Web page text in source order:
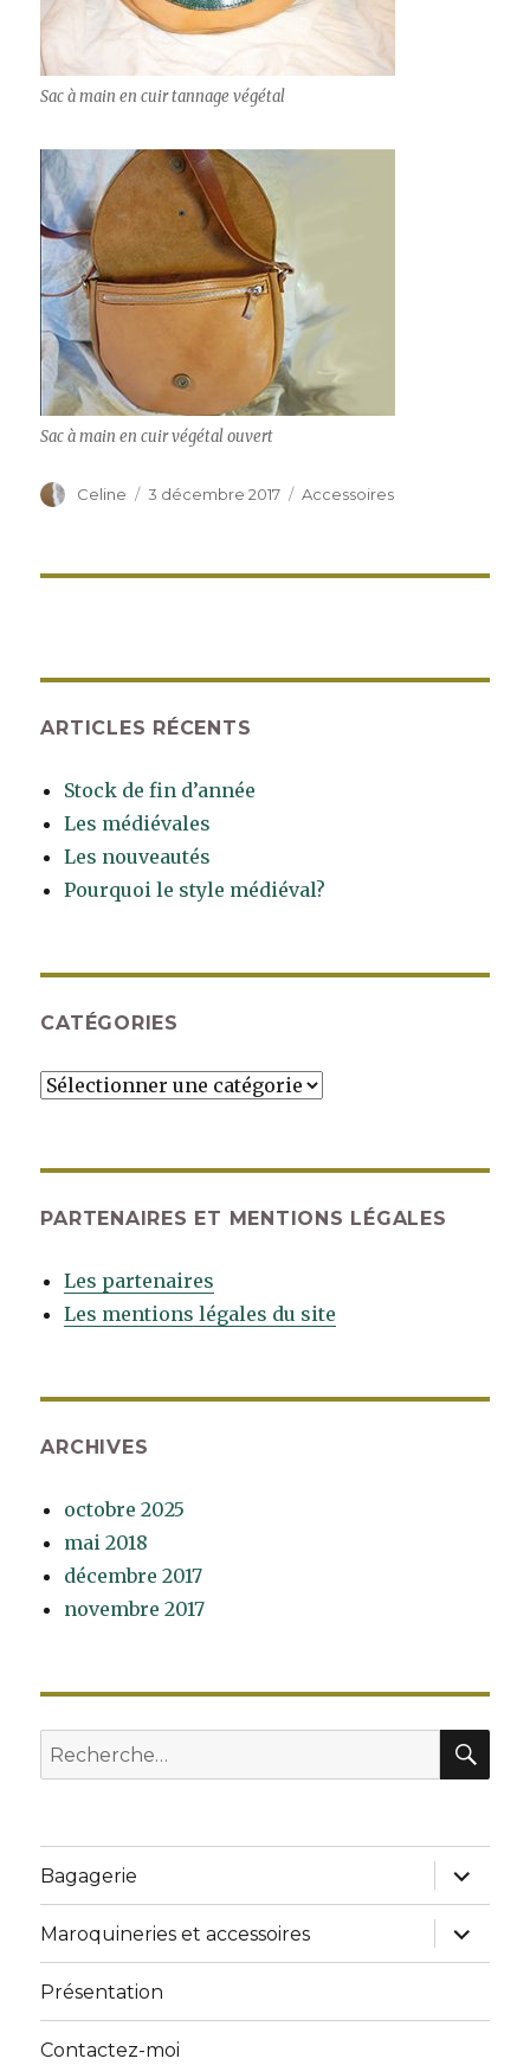
Sac à main en cuir tannage végétal
Sac à main en cuir végétal ouvert
Auteur
Celine
Publié
3 décembre 2017 Catégories
Accessoires
ARTICLES RÉCENTS
Stock de fin d’année
Les médiévales
Les nouveautés
Pourquoi le style médiéval?
CATÉGORIES
Catégories
PARTENAIRES ET MENTIONS LÉGALES
Les partenaires
Les mentions légales du site
ARCHIVES
octobre 2025
mai 2018
décembre 2017
novembre 2017
Recherche
pour
Bagagerie
ouvrir
le
sous-
menu
Maroquineries et accessoires
ouvrir
le
sous-
Présentation
Contactez-moi